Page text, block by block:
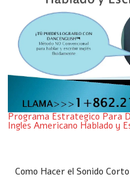
Programa Estrategico Para
Ingles Americano Hablado y
Como Hacer el Sonido